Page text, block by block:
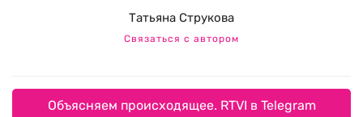
Татьяна Струкова
Связаться с автором
Объясняем происходящее. RTVI в Telegram